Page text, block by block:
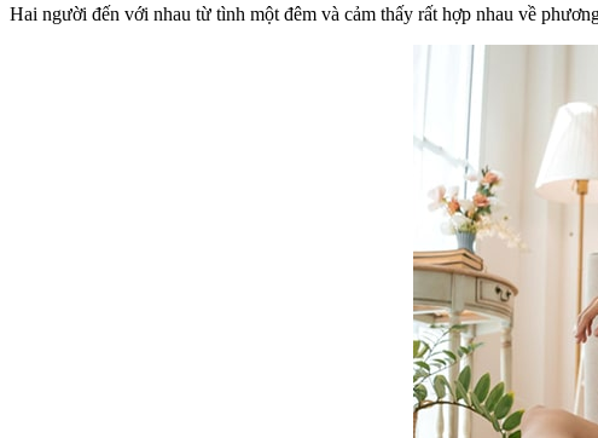
Hai người đến với nhau từ tình một đêm và cảm thấy rất hợp nhau về